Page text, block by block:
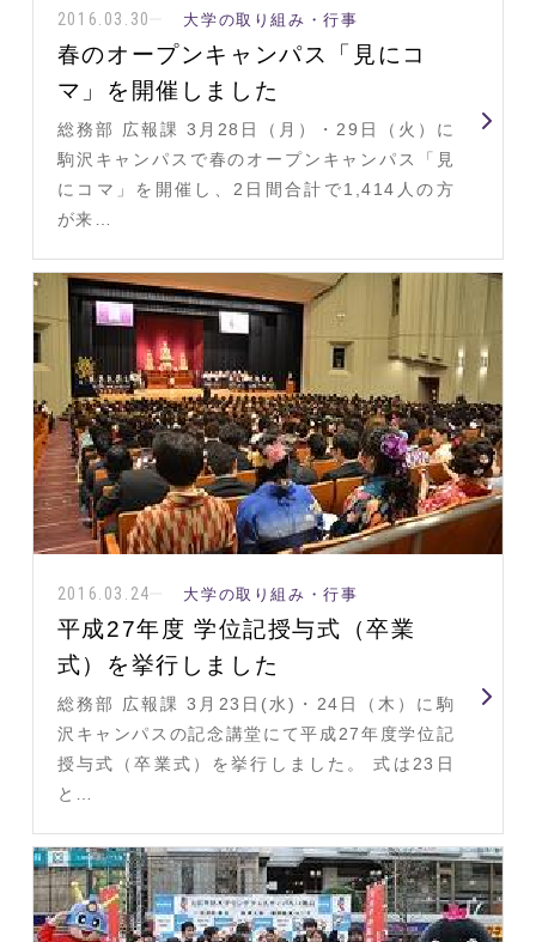
2016.03.30 大学の取り組み・行事
春のオープンキャンパス「見にコ
マ」を開催しました
総務部 広報課 3月28日（月）・29日（火）に
駒沢キャンパスで春のオープンキャンパス「見
にコマ」を開催し、2日間合計で1,414人の方
が来…
2016.03.24 大学の取り組み・行事
平成27年度 学位記授与式（卒業
式）を挙行しました
総務部 広報課 3月23日(水)・24日（木）に駒
沢キャンパスの記念講堂にて平成27年度学位記
授与式（卒業式）を挙行しました。 式は23日
と…